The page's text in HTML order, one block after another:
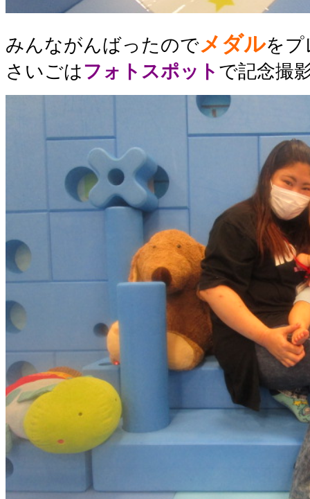
みんながんばったのでメダルを
さいごはフォトスポット で記念撮